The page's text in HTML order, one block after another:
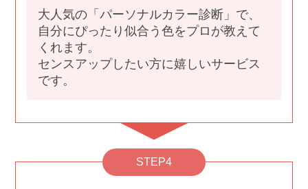
大人気の「パーソナルカラー診断」で、
自分にぴったり似合う色をプロが教えて
くれます。
センスアップしたい方に嬉しいサービス
です。
STEP4